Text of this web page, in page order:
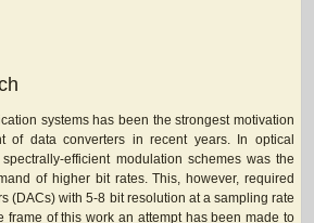
systems has been the strongest motivation
of data converters in recent years. In optical
efficient modulation schemes was the
of higher bit rates. This, however, required
(DACs) with 5-8 bit resolution at a sampling rate
frame of this work an attempt has been made to